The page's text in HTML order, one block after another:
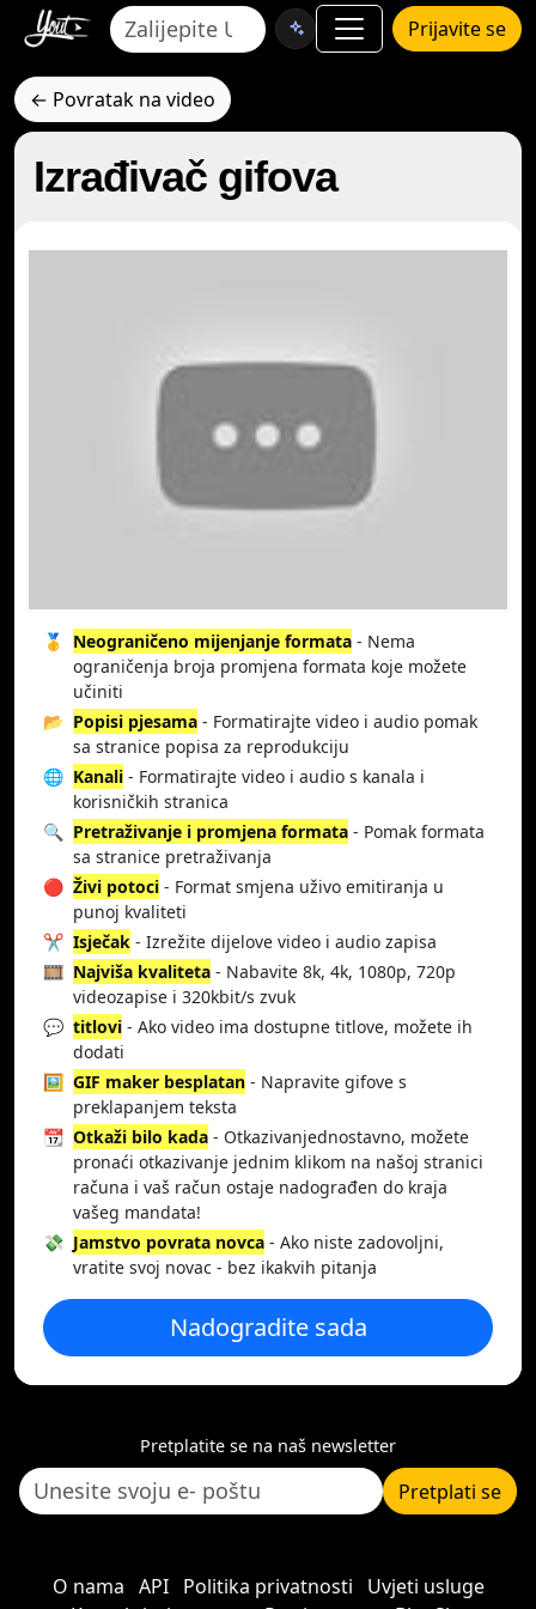
Prijavite se
← Povratak na video
Izrađivač gifova
🥇 Neograničeno mijenjanje formata - Nema
ograničenja broja promjena formata koje možete
učiniti
📂 Popisi pjesama - Formatirajte video i audio pomak
sa stranice popisa za reprodukciju
🌐 Kanali - Formatirajte video i audio s kanala i
korisničkih stranica
🔍 Pretraživanje i promjena formata - Pomak formata
sa stranice pretraživanja
🔴 Živi potoci - Format smjena uživo emitiranja u
punoj kvaliteti
✂️ Isječak - Izrežite dijelove video i audio zapisa
🎞️ Najviša kvaliteta - Nabavite 8k, 4k, 1080p, 720p
videozapise i 320kbit/s zvuk
💬 titlovi - Ako video ima dostupne titlove, možete ih
dodati
🖼️ GIF maker besplatan - Napravite gifove s
preklapanjem teksta
📆 Otkaži bilo kada - Otkazivanjednostavno, možete
pronaći otkazivanje jednim klikom na našoj stranici
računa i vaš račun ostaje nadograđen do kraja
vašeg mandata!
💸 Jamstvo povrata novca - Ako niste zadovoljni,
vratite svoj novac - bez ikakvih pitanja
Nadogradite sada
Pretplatite se na naš newsletter
Pretplati se
O nama API Politika privatnosti
Uvjeti usluge